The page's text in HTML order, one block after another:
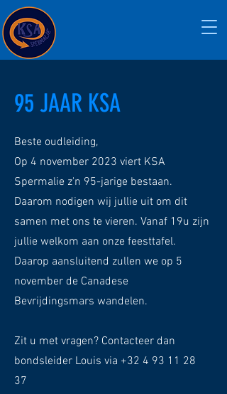
95 JAAR KSA
Beste oudleiding,
Op 4 november 2023 viert KSA
Spermalie z'n 95-jarige bestaan.
Daarom nodigen wij jullie uit om dit
samen met ons te vieren. Vanaf 19u zijn
jullie welkom aan onze feesttafel.
Daarop aansluitend zullen we op 5
november de Canadese
Bevrijdingsmars wandelen.
Zit u met vragen? Contacteer dan
bondsleider Louis via +32 4 93 11 28
37